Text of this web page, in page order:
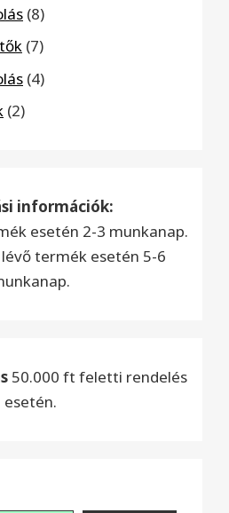
88
termék
77
termék
44
22
információk:
esetén 2-3 munkanap.
termék esetén 5-6
50.000 ft feletti rendelés
esetén.